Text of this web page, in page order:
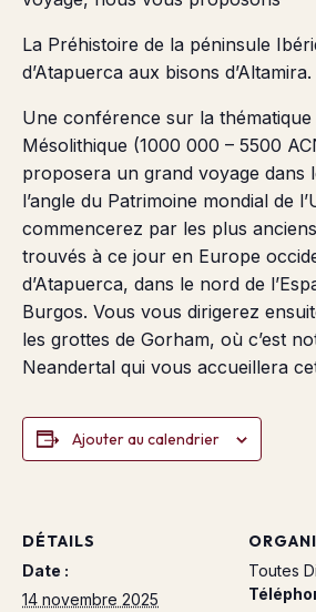
La Préhistoire de la péninsule
d’Atapuerca aux bisons d’Altamira.
Une conférence sur la
Mésolithique (1000 000 – 5500
proposera un grand voyage dans
l’angle du Patrimoine mondial de
commencerez par les plus
trouvés à ce jour en Europe
d’Atapuerca, dans le nord de
Burgos. Vous vous dirigerez
les grottes de Gorham, où c’est
Neandertal qui vous accueillera
Ajouter au calendrier
DÉTAILS
Date :
14 novembre 2025
Toutes